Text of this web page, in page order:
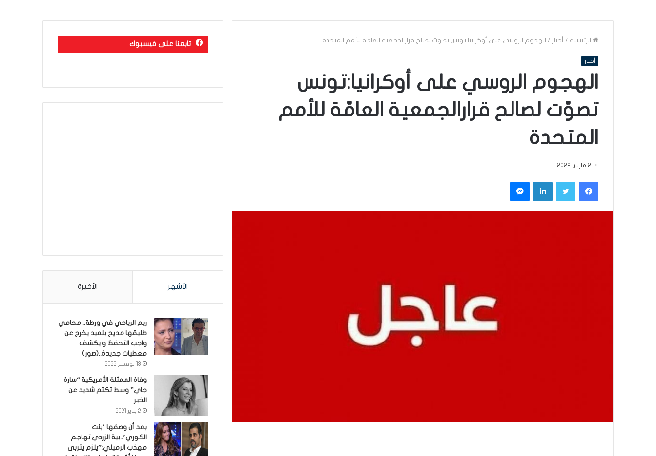
الرئيسية / أخبار / الهجوم الروسي على أوكرانيا:تونس تصوّت لصالح قرارالجمعية العامّة للأمم المتحدة
أخبار
الهجوم الروسي على أوكرانيا:تونس
تصوّت لصالح قرارالجمعية العامّة للأمم
المتحدة
2 مارس 2022
فيسبوكتويتر لينكدإن ماسنجر
تابعنا على فيسبوك
الأشهر الأخيرة
ريم الرياحي في ورطة.. محامي
طليقها مديح بلعيد يخرج عن
واجب التحفظ و يكشف
معطيات جديدة..(صور)
13 نوفمبر 2022
وفاة الممثلة الأمريكية “سارة
جاي” وسط تكتم شديد عن
الخبر
2 يناير 2021
بعد أن وصفها ‘بنت
الكوري’..بية الزردي تهاجم
مهذب الرميلي:”يلزم يتربى